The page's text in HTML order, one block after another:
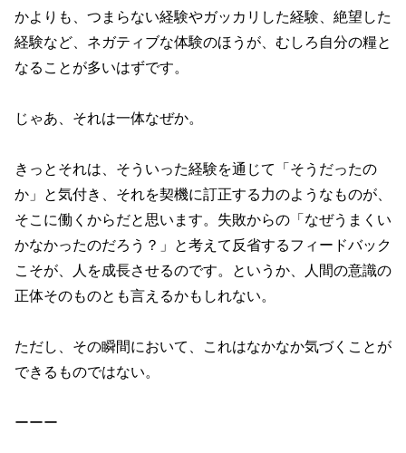
かよりも、つまらない経験やガッカリした経験、絶望した
経験など、ネガティブな体験のほうが、むしろ自分の糧と
なることが多いはずです。
じゃあ、それは一体なぜか。
きっとそれは、そういった経験を通じて「そうだったの
か」と気付き、それを契機に訂正する力のようなものが、
そこに働くからだと思います。失敗からの「なぜうまくい
かなかったのだろう？」と考えて反省するフィードバック
こそが、人を成長させるのです。というか、人間の意識の
正体そのものとも言えるかもしれない。
ただし、その瞬間において、これはなかなか気づくことが
できるものではない。
ーーー